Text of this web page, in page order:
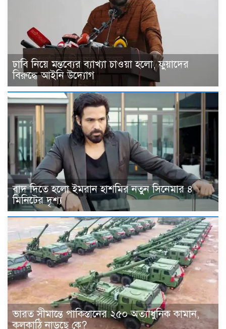
ঢাবি নিয়ে মন্তব্যের ব্যাখ্যা চাওয়া হলো, ফুয়াদের
বিরুদ্ধে আইনি উদ্যোগ
বাদ দিতে হলো ইমরান হাশমির নতুন সিনেমার ৪
মিনিটের দৃশ্য
ভারত সীমান্তে পাকিস্তানের ২৫০ অত্যাধুনিক কামান,
কলকাঠি নাড়ছে কে?